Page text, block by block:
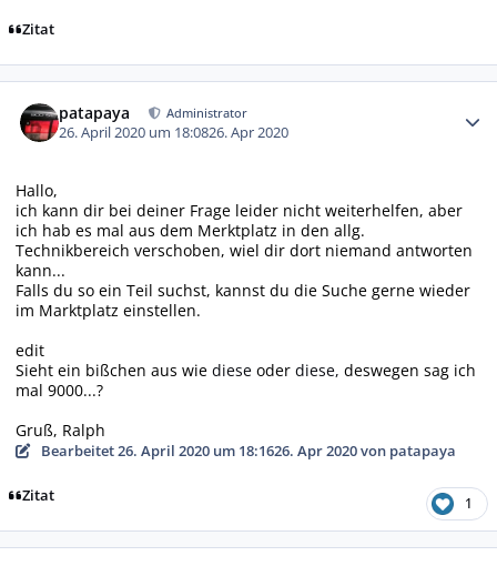
Zitat
patapaya Administrator
26. April 2020 um 18:0826. Apr 2020
Hallo,
ich kann dir bei deiner Frage leider nicht weiterhelfen, aber
ich hab es mal aus dem Merktplatz in den allg.
Technikbereich verschoben, wiel dir dort niemand antworten
kann...
Falls du so ein Teil suchst, kannst du die Suche gerne wieder
im Marktplatz einstellen.
edit
Sieht ein bißchen aus wie diese oder diese, deswegen sag ich
mal 9000...?
Gruß, Ralph
Bearbeitet26. April 2020 um 18:1626. Apr 2020von patapaya
Zitat 1